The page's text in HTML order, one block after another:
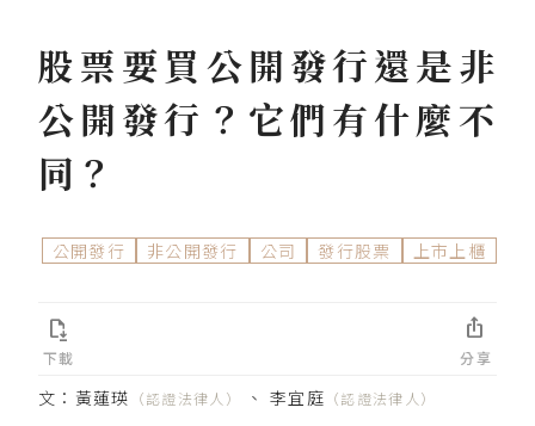
股票要買公開發行還是非
公開發行？它們有什麼不
同？
公開發行 非公開發行 公司 發行股票 上市上櫃
文： 黃蓮瑛 （認證法律人） 、 李宜庭 （認證法律人）
下載

分享
